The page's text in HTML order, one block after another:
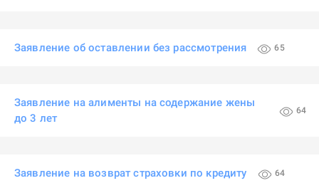
Заявление об оставлении без рассмотрения 65
Заявление на алименты на содержание жены
до 3 лет
64
Заявление на возврат страховки по кредиту 64